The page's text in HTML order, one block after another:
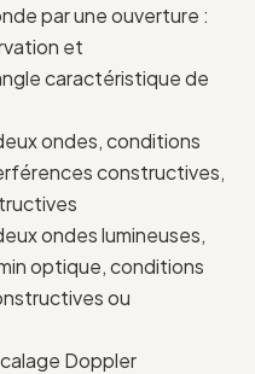
par une ouverture :
et
caractéristique de
ondes, conditions
constructives,
ondes lumineuses,
optique, conditions
ou
Doppler